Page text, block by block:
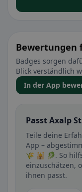
Bewertungen
Badges sorgen
Blick verständlich
In der App
Passt Axalp
Teile deine
App –
🌾 🕌 🥬. So
einzuschätzen,
ihnen passt.